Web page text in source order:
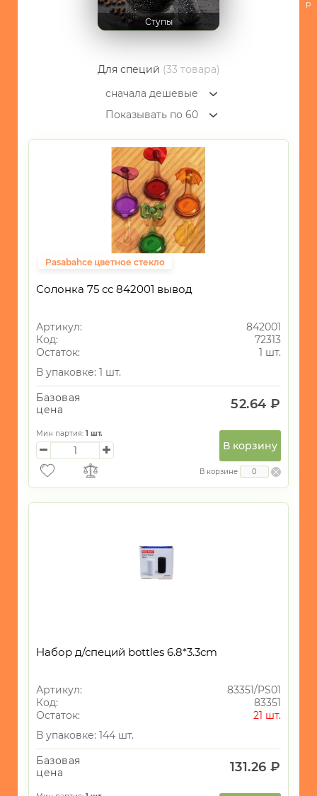
Хранение
БЫТОВАЯ
ИГРУШКИ
ИНТЕРЬЕР
СУВЕНИРЫ
ХОЗЯЙСТВЕННЫЕ
ТОВАРЫ
УНИКАЛЬНЫЕ
ТОВАРЫ
ГАЛАНТЕРЕЯ
ТЕКСТИЛЬ
ОГОРОД
Новогодний
ассортимент
Для
специй
поштучно
Ступы
Для специй (33 товара)
сначала дешевые
Показывать по 60
Pasabahce цветное стекло
Солонка 75 сс 842001 вывод
Артикул:
842001
Код:
72313
Остаток:
1 шт.
В упаковке: 1 шт.
Базовая
цена
52.64 ₽
Мин партия: 1 шт.
В корзину
В корзине
Набор д/специй bottles 6.8*3.3cm
Артикул:
83351/PS01
Код:
83351
Остаток:
21 шт.
В упаковке: 144 шт.
Базовая
цена
131.26 ₽
р